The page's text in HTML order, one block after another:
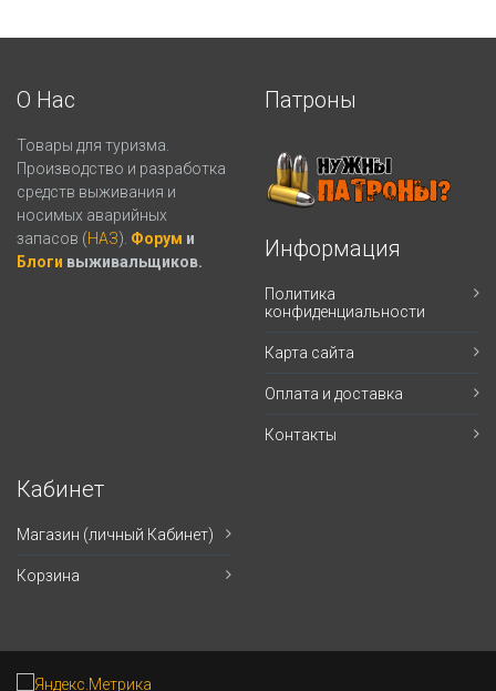
О Нас
Товары для туризма.
Производство и разработка
средств выживания и
носимых аварийных
запасов (НАЗ). Форум и
Блоги выживальщиков.
Патроны
Информация
Политика
конфиденциальности
Карта сайта
Оплата и доставка
Контакты
Кабинет
Магазин (личный Кабинет)
Корзина